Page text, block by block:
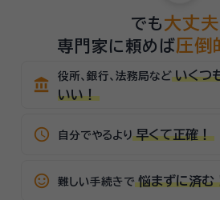
でも 大丈夫
専門家に頼めば圧倒
account_balance 役所、銀行、法務局など いくつ
いい！
schedule 自分でやるより 早くて正確！
sentiment_satisfied_alt 難しい手続きで 悩まずに済む